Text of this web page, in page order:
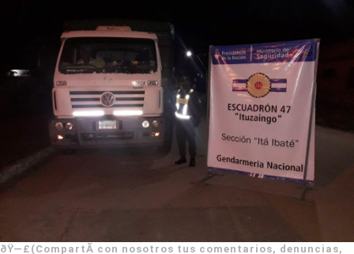
ðŸ—£(CompartÃ­ con nosotros tus comentarios, denuncias,